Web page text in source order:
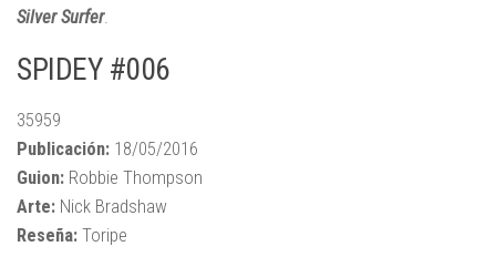
Silver Surfer.
SPIDEY #006
35959
Publicación: 18/05/2016
Guion: Robbie Thompson
Arte: Nick Bradshaw
Reseña: Toripe